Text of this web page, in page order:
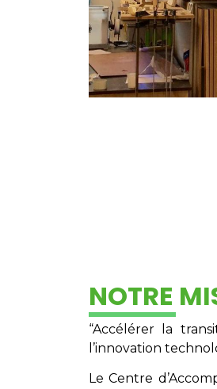
NOTRE
“Accélérer la
l’innovation
Le Centre